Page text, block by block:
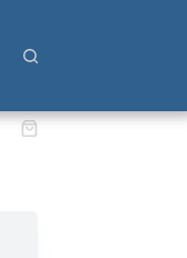
Warenkorb